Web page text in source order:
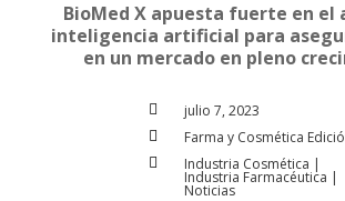
BioMed X apuesta fuerte en el
inteligencia artificial para
en un mercado en pleno
 julio 7, 2023
 Farma y Cosmética
 Industria Cosmética |
Industria Farmacéutica |
Noticias